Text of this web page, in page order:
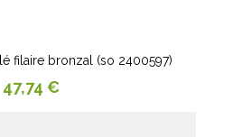
filaire bronzal (so 2400597)
Prix
47,74 €